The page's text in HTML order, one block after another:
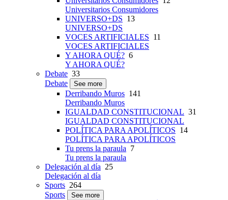
Universitarios Consumidores
UNIVERSO+DS 13
UNIVERSO+DS
VOCES ARTIFICIALES 11
VOCES ARTIFICIALES
Y AHORA QUÉ? 6
Y AHORA QUÉ?
Debate 33
Debate
See more
Derribando Muros 141
Derribando Muros
IGUALDAD CONSTITUCIONAL 31
IGUALDAD CONSTITUCIONAL
POLÍTICA PARA APOLÍTICOS 14
POLÍTICA PARA APOLÍTICOS
Tu prens la paraula 7
Tu prens la paraula
Delegación al día 25
Delegación al día
Sports 264
Sports
See more